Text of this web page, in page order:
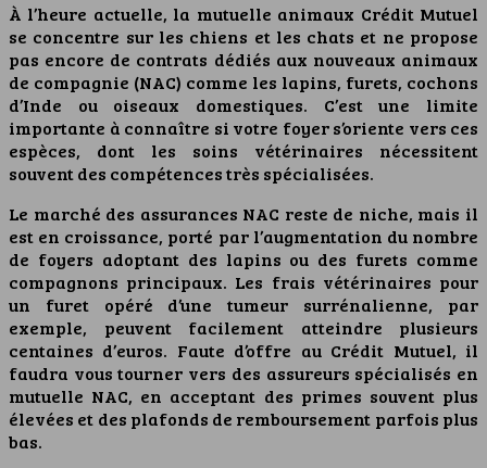
À l’heure actuelle, la mutuelle animaux Crédit Mutuel
se concentre sur les chiens et les chats et ne propose
pas encore de contrats dédiés aux nouveaux animaux
de compagnie (NAC) comme les lapins, furets, cochons
d’Inde ou oiseaux domestiques. C’est une limite
importante à connaître si votre foyer s’oriente vers ces
espèces, dont les soins vétérinaires nécessitent
souvent des compétences très spécialisées.
Le marché des assurances NAC reste de niche, mais il
est en croissance, porté par l’augmentation du nombre
de foyers adoptant des lapins ou des furets comme
compagnons principaux. Les frais vétérinaires pour
un furet opéré d’une tumeur surrénalienne, par
exemple, peuvent facilement atteindre plusieurs
centaines d’euros. Faute d’offre au Crédit Mutuel, il
faudra vous tourner vers des assureurs spécialisés en
mutuelle NAC, en acceptant des primes souvent plus
élevées et des plafonds de remboursement parfois plus
bas.